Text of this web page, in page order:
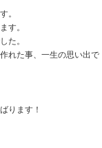
。
す。
た。
れた事、一生の思い出で
ります！